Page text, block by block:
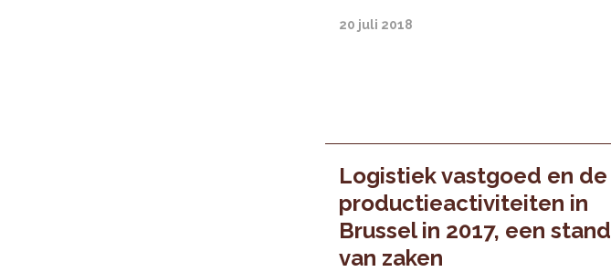
20 juli 2018
Logistiek vastgoed en de
productieactiviteiten in
Brussel in 2017, een stand
van zaken